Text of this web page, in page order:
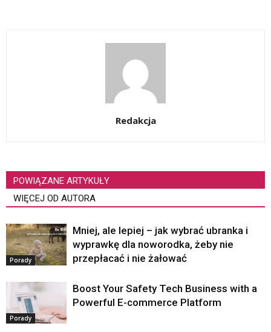
Redakcja
POWIĄZANE ARTYKUŁY
WIĘCEJ OD AUTORA
Porady
Mniej, ale lepiej – jak wybrać ubranka i
wyprawkę dla noworodka, żeby nie
przepłacać i nie żałować
Porady
Boost Your Safety Tech Business with a
Powerful E-commerce Platform